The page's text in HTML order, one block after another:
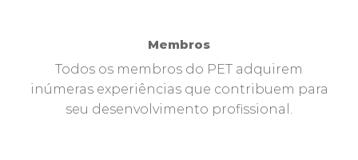
Membros
Todos os membros do PET adquirem
inúmeras experiências que contribuem para
seu desenvolvimento profissional.